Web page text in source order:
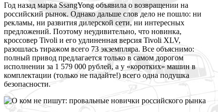
Год назад марка SsangYong объявила о возвращении на
российский рынок. Однако дальше слов дело не пошло: ни
рекламы, ни развития дилерской сети, ни интересных
предложений. Поэтому неудивительно, что новинка,
кроссовер Tivoli и его удлиненная версия Tivoli XLV,
разошлась тиражом всего 73 экземпляра. Все объяснимо:
полный привод предлагается только в самом дорогом
исполнении за 1 579 000 рублей, а у «коротких» машин в
комплектации (только не падайте!) всего одна подушка
безопасности.